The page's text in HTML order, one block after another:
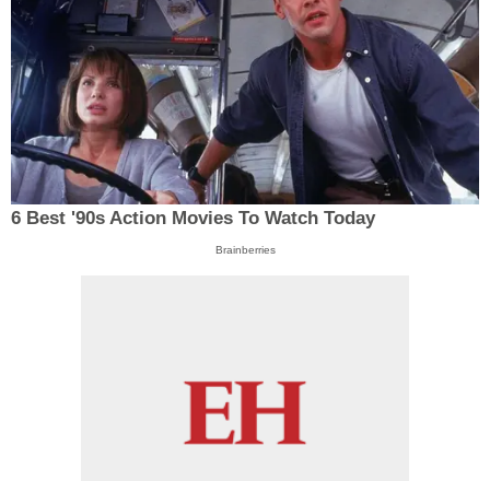
6 Best '90s Action Movies To Watch Today
Brainberries